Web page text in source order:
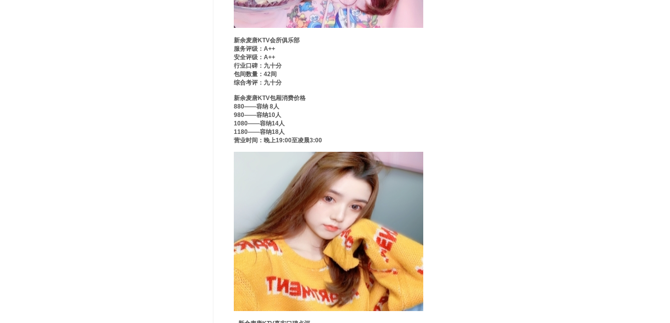
新余麦唐KTV会所俱乐部
服务评级：A++
安全评级：A++
行业口碑：九十分
包间数量：42间
综合考评：九十分
新余麦唐KTV包厢消费价格
880——容纳 8人
980——容纳10人
1080——容纳14人
1180——容纳18人
营业时间：晚上19:00至凌晨3:00